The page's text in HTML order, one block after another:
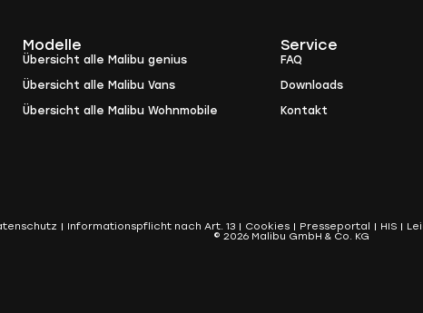
Modelle
Übersicht alle Malibu genius
Übersicht alle Malibu Vans
Übersicht alle Malibu Wohnmobile
Service
FAQ
Downloads
Kontakt
Informationspflicht nach Art. 13 Cookies Presseportal HIS
© 2026 Malibu GmbH & Co. KG